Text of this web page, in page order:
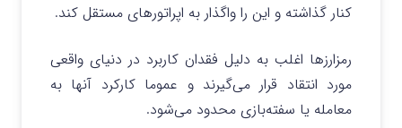
کنار گذاشته و این را واگذار به اپراتورهای مستقل کند.
رمزارزها اغلب به دلیل فقدان کاربرد در دنیای واقعی
مورد انتقاد قرار می‌گیرند و عموما کارکرد آنها به
معامله یا سفته‌بازی محدود می‌شود.